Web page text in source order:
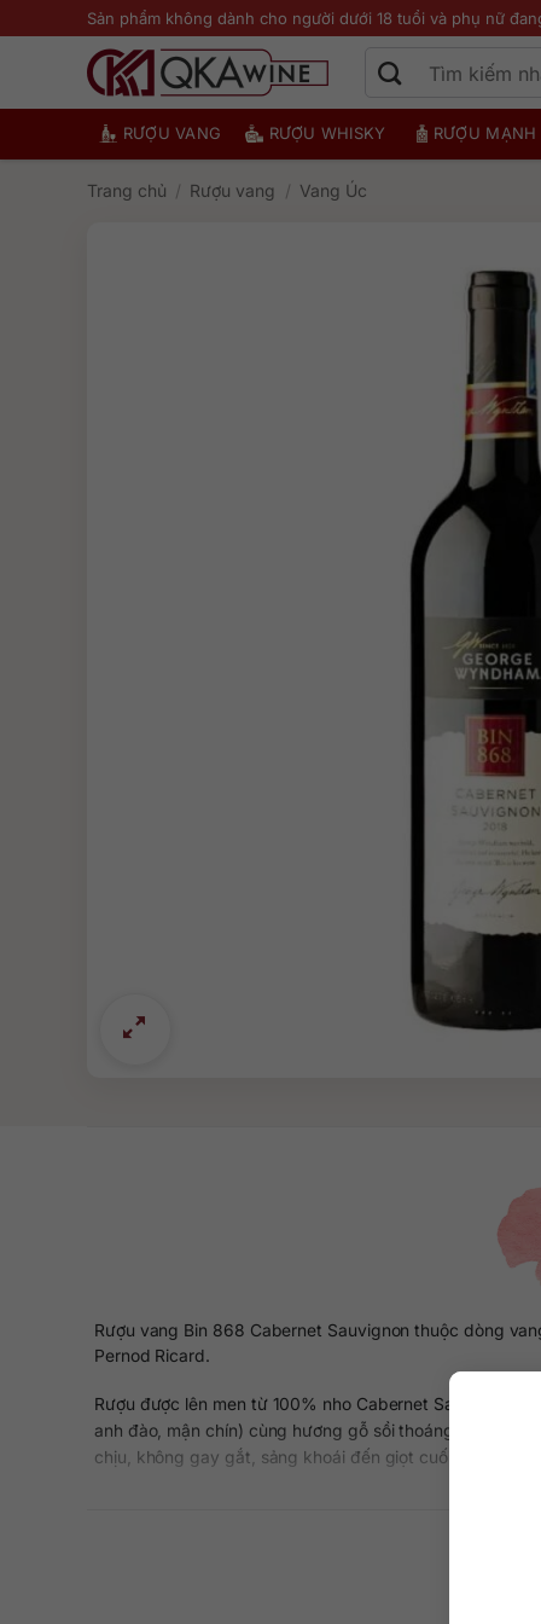
qua
Sản phẩm không dành cho người dưới 18 tuổi và phụ nữ
RƯỢU VANG RƯỢU WHISKY RƯỢU MẠNH
Trang chủ / Rượu vang / Vang Úc
Rượu vang Bin 868 Cabernet Sauvignon thuộc dòng
Pernod Ricard.
Rượu được lên men từ 100% nho Cabernet Sauvignon
anh đào, mận chín) cùng hương gỗ sồi thoáng nhẹ say
chịu, không gay gắt, sảng khoái đến giọt cuối cùng.